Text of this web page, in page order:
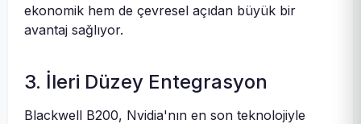
ekonomik hem de çevresel açıdan büyük bir
avantaj sağlıyor.
3. İleri Düzey Entegrasyon
Blackwell B200, Nvidia'nın en son teknolojiyle